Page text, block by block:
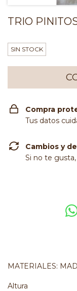
TRIO
SIN STOCK
Compra
Tus datos
Cambios y
Si no te
MATERIALES:
Altura